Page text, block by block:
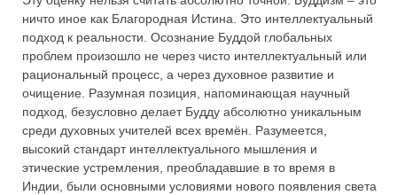
ничто иное как Благородная Истина. Это интеллектуальный
подход к реальности. Осознание Буддой глобальных
проблем произошло не через чисто интеллектуальный или
рациональный процесс, а через духовное развитие и
очищение. Разумная позиция, напоминающая научный
подход, безусловно делает Будду абсолютно уникальным
среди духовных учителей всех времён. Разумеется,
высокий стандарт интеллектуального мышления и
этические устремления, преобладавшие в то время в
Индии, были основными условиями нового появления света